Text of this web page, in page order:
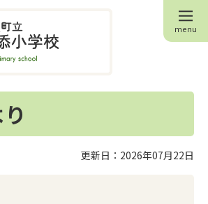
menu
更新日：2026年07月22日